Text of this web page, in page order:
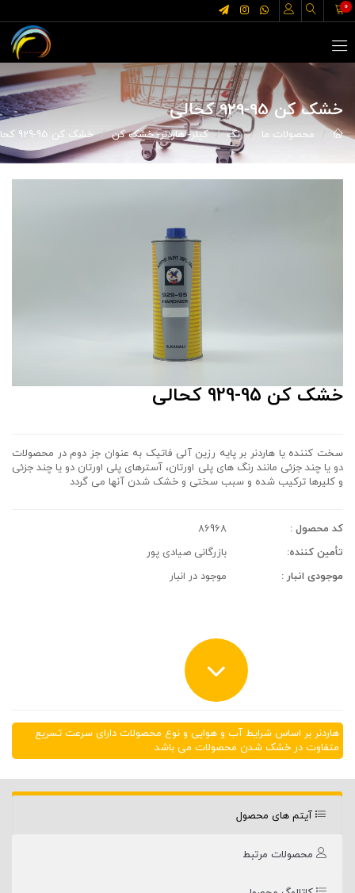
0
خشک کن 95-929 کحالی
محصولات ما رنگ کیلر- هاردنر- خشک کن خشک کن 95-929 کحالی
خشک کن 95-929 کحالی
سخت کننده یا هاردنر بر پایه رزین آلی فاتیک به عنوان جز دوم در محصولات
دو یا چند جزئی مانند رنگ های پلی اورتان، آسترهای پلی اورتان دو یا چند جزئی
و کلیرها ترکیب شده و سبب سختی و خشک شدن آنها می گردد
کد محصول :
86968
تأمین کننده:
بازرگانی صیادی پور
موجودی انبار :
موجود در انبار
هاردنر بر اساس شرایط آب و هوایی و نوع محصولات دارای سرعت تسریع
متفاوت در خشک شدن محصولات می باشد
آیتم های محصول
محصولات مرتبط